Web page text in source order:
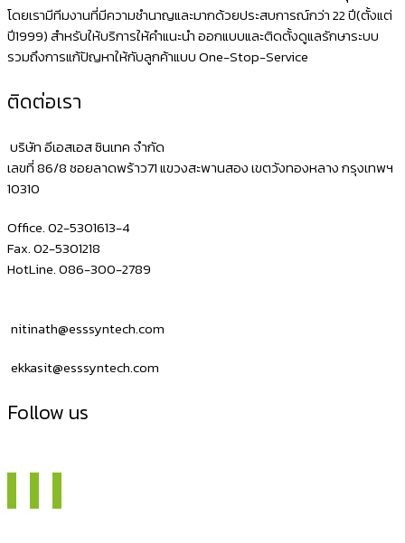
โดยเรามีทีมงานที่มีความชำนาญและมากด้วยประสบการณ์กว่า 22 ปี(ตั้งแต่
ปี1999) สำหรับให้บริการให้คำแนะนำ ออกแบบและติดตั้งดูแลรักษาระบบ
รวมถึงการแก้ปัญหาให้กับลูกค้าแบบ One-Stop-Service
ติดต่อเรา
บริษัท อีเอสเอส ซินเทค จำกัด
เลขที่ 86/8 ซอยลาดพร้าว71 แขวงสะพานสอง เขตวังทองหลาง กรุงเทพฯ
10310
Office. 02-5301613-4
Fax. 02-5301218
HotLine. 086-300-2789
nitinath@esssyntech.com
ekkasit@esssyntech.com
Follow us